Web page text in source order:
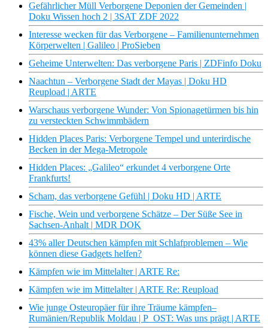
Gefährlicher Müll Verborgene Deponien der Gemeinden |
Doku Wissen hoch 2 | 3SAT ZDF 2022
Interesse wecken für das Verborgene – Familienunternehmen
Körperwelten | Galileo | ProSieben
Geheime Unterwelten: Das verborgene Paris | ZDFinfo Doku
Naachtun – Verborgene Stadt der Mayas | Doku HD
Reupload | ARTE
Warschaus verborgene Wunder: Von Spionagetürmen bis hin
zu versteckten Schwimmbädern
Hidden Places Paris: Verborgene Tempel und unterirdische
Becken in der Mega-Metropole
Hidden Places: „Galileo“ erkundet 4 verborgene Orte
Frankfurts!
Scham, das verborgene Gefühl | Doku HD | ARTE
Fische, Wein und verborgene Schätze – Der Süße See in
Sachsen-Anhalt | MDR DOK
43% aller Deutschen kämpfen mit Schlafproblemen – Wie
können diese Gadgets helfen?
Kämpfen wie im Mittelalter | ARTE Re:
Kämpfen wie im Mittelalter | ARTE Re: Reupload
Wie junge Osteuropäer für ihre Träume kämpfen–
Rumänien/Republik Moldau | P_OST: Was uns prägt | ARTE